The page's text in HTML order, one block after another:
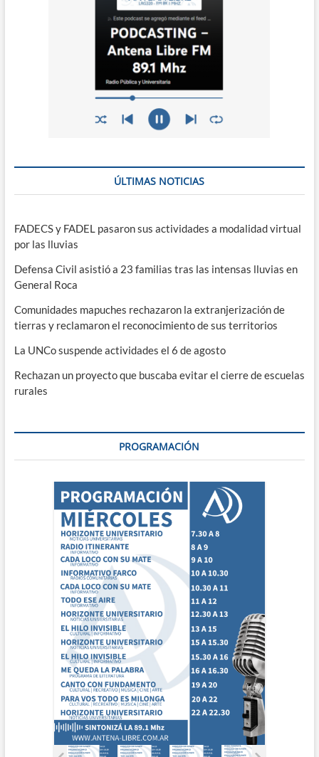
ÚLTIMAS NOTICIAS
FADECS y FADEL pasaron sus actividades a modalidad virtual
por las lluvias
Defensa Civil asistió a 23 familias tras las intensas lluvias en
General Roca
Comunidades mapuches rechazaron la extranjerización de
tierras y reclamaron el reconocimiento de sus territorios
La UNCo suspende actividades el 6 de agosto
Rechazan un proyecto que buscaba evitar el cierre de escuelas
rurales
PROGRAMACIÓN